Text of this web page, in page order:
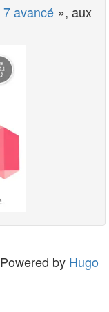
avancé », aux
by Hugo